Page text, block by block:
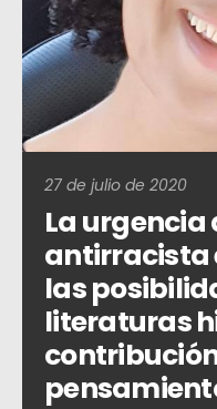
27 de julio de 2020
La urgencia
antirracista
las
literaturas